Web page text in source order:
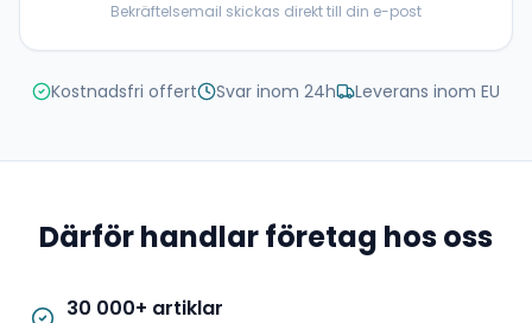
Bekräftelsemail skickas direkt till din e-post
Kostnadsfri offert Svar inom 24h Leverans inom EU
Därför handlar företag hos oss
30 000+ artiklar